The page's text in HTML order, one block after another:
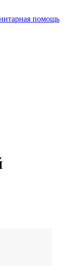
помощь